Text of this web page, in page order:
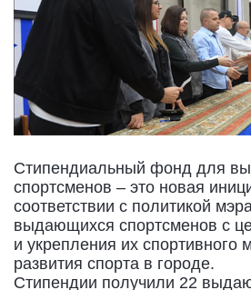
Стипендиальный фонд для
спортсменов – это новая
соответствии с политикой
выдающихся спортсменов с
и укрепления их спортивного
развития спорта в городе.
Стипендии получили 22